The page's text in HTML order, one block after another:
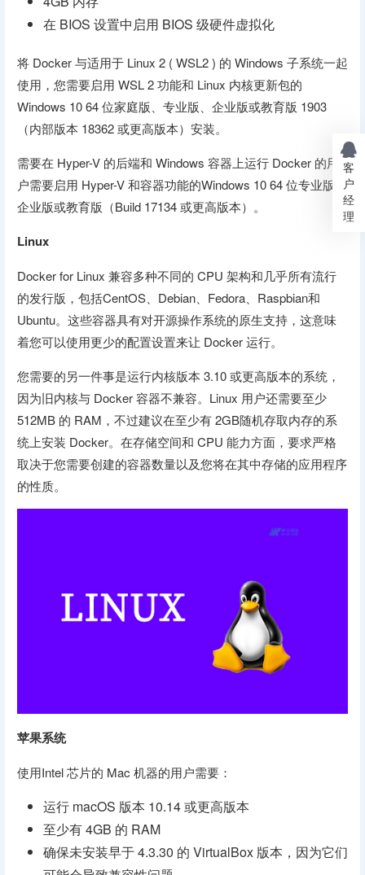
在 BIOS 设置中启用 BIOS 级硬件虚拟化
将 Docker 与适用于 Linux 2 ( WSL2 ) 的 Windows 子系统一起
使用，您需要启用 WSL 2 功能和 Linux 内核更新包的
Windows 10 64 位家庭版、专业版、企业版或教育版 1903
（内部版本 18362 或更高版本）安装。
需要在 Hyper-V 的后端和 Windows 容器上运行 Docker 的用
户需要启用 Hyper-V 和容器功能的Windows 10 64 位专业版、
企业版或教育版（Build 17134 或更高版本）。
Linux
Docker for Linux 兼容多种不同的 CPU 架构和几乎所有流行
的发行版，包括CentOS、Debian、Fedora、Raspbian和
Ubuntu。这些容器具有对开源操作系统的原生支持，这意味
着您可以使用更少的配置设置来让 Docker 运行。
您需要的另一件事是运行内核版本 3.10 或更高版本的系统，
因为旧内核与 Docker 容器不兼容。Linux 用户还需要至少
512MB 的 RAM，不过建议在至少有 2GB随机存取内存的系
统上安装 Docker。在存储空间和 CPU 能力方面，要求严格
取决于您需要创建的容器数量以及您将在其中存储的应用程序
的性质。
苹果系统
使用Intel 芯片的 Mac 机器的用户需要：
运行 macOS 版本 10.14 或更高版本
至少有 4GB 的 RAM
确保未安装早于 4.3.30 的 VirtualBox 版本，因为它们
客
户
经
理